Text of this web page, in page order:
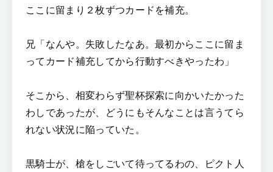
ここに留まり２枚ずつカードを補充。
兄「なんや。失敗したなあ。最初からここに留ま
ってカード補充してから行動すべきやったわ」
そこから、相変わらず聖杯探索に向かいたかった
わしであったが、どうにもそんなことは言うてら
れない状況に陥っていた。
黒騎士が、槍をしごいて待ってるわの、ピクト人